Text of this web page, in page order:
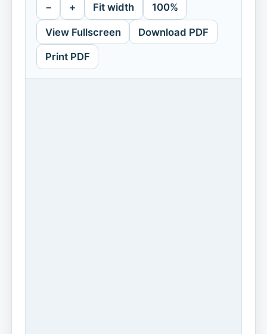
− + Fit width 100%
View Fullscreen Download PDF
Print PDF